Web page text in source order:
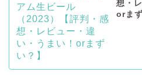
想・
orまず